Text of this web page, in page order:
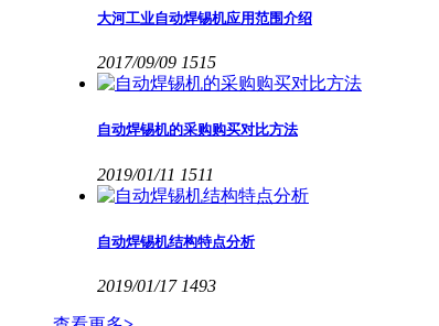
大河工业自动焊锡机应用范围介绍
2017/09/09 1515
自动焊锡机的采购购买对比方法
2019/01/11 1511
自动焊锡机结构特点分析
2019/01/17 1493